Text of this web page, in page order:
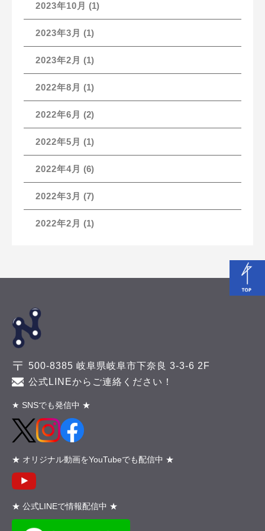
2023年10月 (1)
2023年3月 (1)
2023年2月 (1)
2022年8月 (1)
2022年6月 (2)
2022年5月 (1)
2022年4月 (6)
2022年3月 (7)
2022年2月 (1)
500-8385 岐阜県岐阜市下奈良 3-3-6 2F
公式LINEからご連絡ください！
★ SNSでも発信中 ★
★ オリジナル動画をYouTubeでも配信中 ★
★ 公式LINEで情報配信中 ★